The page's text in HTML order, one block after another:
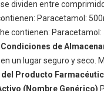
dividen entre
Paracetamol:
contienen:
Condiciones de
un lugar seguro y seco.
del Producto
(Nombre Genérico)
Somos un
mejorar la vida
Construimos
de negocio.
pequeñas y
rendimiento.